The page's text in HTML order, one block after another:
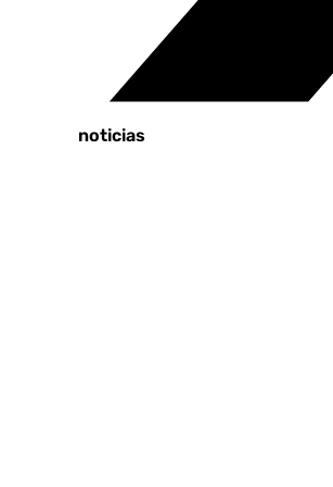
Últimas noticias